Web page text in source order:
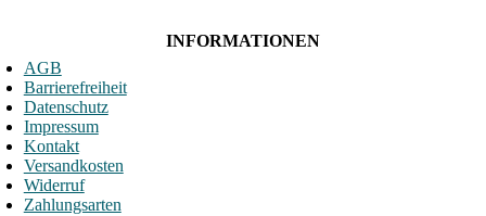
INFORMATIONEN
AGB
Barrierefreiheit
Datenschutz
Impressum
Kontakt
Versandkosten
Widerruf
Zahlungsarten